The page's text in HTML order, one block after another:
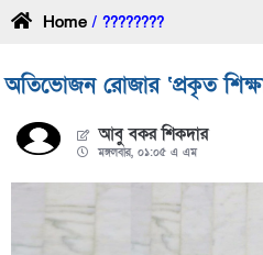
Home / ????????
অতিভোজন রোজার ‘প্রকৃত
আবু বকর শিকদার
মঙ্গলবার, ০১:০৫ এ এম